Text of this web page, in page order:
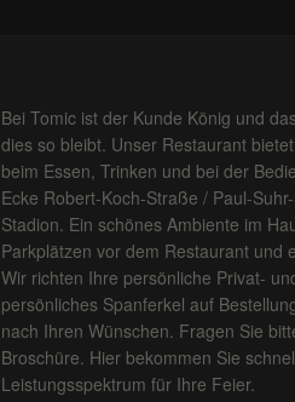
Bei Tomic ist der Kunde König und
dies so bleibt. Unser Restaurant
beim Essen, Trinken und bei der
Ecke Robert-Koch-Straße / Paul-
Stadion. Ein schönes Ambiente im
Parkplätzen vor dem Restaurant und
Wir richten Ihre persönliche Privat-
persönliches Spanferkel auf
nach Ihren Wünschen. Fragen Sie
Broschüre. Hier bekommen Sie
Leistungsspektrum für Ihre Feier.